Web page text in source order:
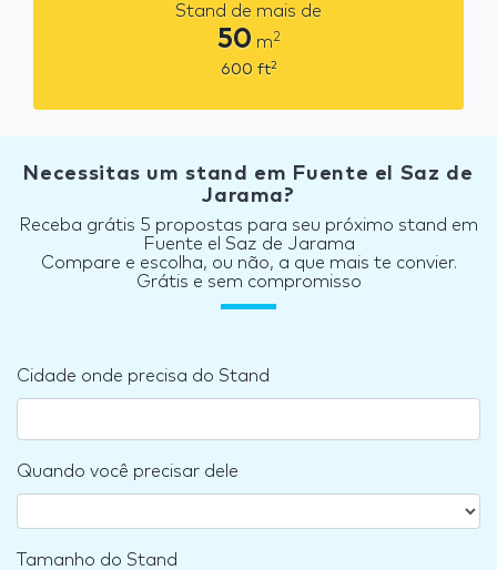
Stand de mais de
50 m2
600 ft2
Necessitas um stand em Fuente el Saz de
Jarama?
Receba grátis 5 propostas para seu próximo stand em
Fuente el Saz de Jarama
Compare e escolha, ou não, a que mais te convier.
Grátis e sem compromisso
Cidade onde precisa do Stand
Quando você precisar dele
Tamanho do Stand